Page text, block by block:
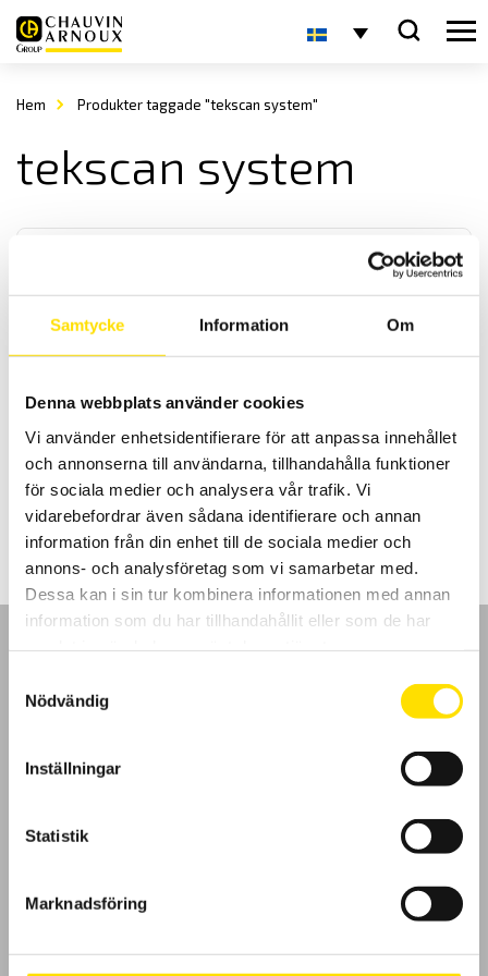
Samtycke Information Om
Denna webbplats använder cookies
Vi använder enhetsidentifierare för att anpassa innehållet
och annonserna till användarna, tillhandahålla funktioner
för sociala medier och analysera vår trafik. Vi
vidarebefordrar även sådana identifierare och annan
information från din enhet till de sociala medier och
annons- och analysföretag som vi samarbetar med.
Dessa kan i sin tur kombinera informationen med annan
information som du har tillhandahållit eller som de har
Nödvändig
Inställningar
Statistik
Marknadsföring
Hem Produkter taggade "tekscan system"
tekscan system
Tekscan SB Mat tryckmätning för statisk och
Yttrycksmätning på fötter utan skor.
LÄS MER
Kundundersökning